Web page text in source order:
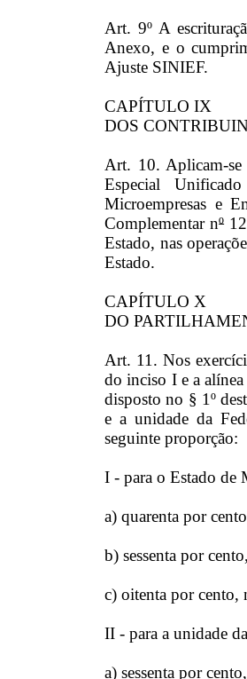
Art. 9º A
Anexo, e o
Ajuste SINIEF.
CAPÍTULO IX
DOS
Art. 10. Aplicam-se
Especial
Microempresas e
Complementar nº
Estado, nas
Estado.
CAPÍTULO X
DO
Art. 11. Nos
do inciso I e a
disposto no § 1º
e a unidade da
seguinte proporção:
I - para o Estado de
a) quarenta por
b) sessenta por
c) oitenta por cento,
II - para a unidade
a) sessenta por